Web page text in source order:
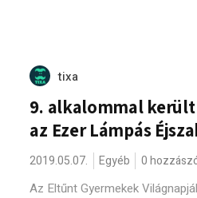
tixa
9. alkalommal
az Ezer Lámpás
2019.05.07. Egyéb 0
Az Eltűnt Gyermekek